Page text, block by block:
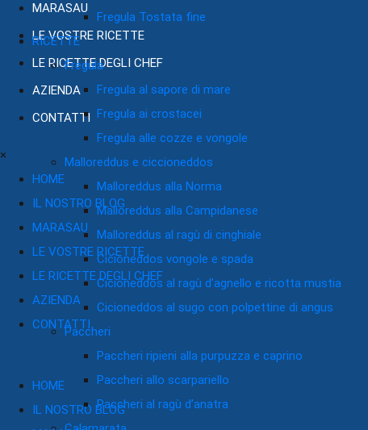
Fregula Tostata fine
RICETTE
Fregula
Fregula al sapore di mare
Fregula ai crostacei
Fregula alle cozze e vongole
Malloreddus e ciccioneddos
Malloreddus alla Norma
Malloreddus alla Campidanese
Malloreddus al ragù di cinghiale
Cicioneddos vongole e spada
Cicioneddos al ragù d’agnello e ricotta mustia
Cicioneddos al sugo con polpettine di angus
Paccheri
Paccheri ripieni alla purpuzza e caprino
Paccheri allo scarpariello
Paccheri al ragù d’anatra
Calamarata
MARASAU
LE VOSTRE RICETTE
LE RICETTE DEGLI CHEF
AZIENDA
CONTATTI
×
HOME
IL NOSTRO BLOG
MARASAU
LE VOSTRE RICETTE
LE RICETTE DEGLI CHEF
AZIENDA
CONTATTI
HOME
IL NOSTRO BLOG